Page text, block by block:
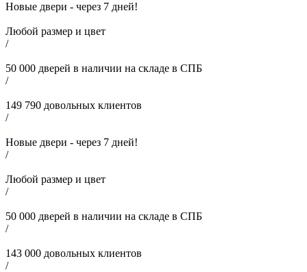
Новые двери - через 7 дней!
Любой размер и цвет
/
50 000 дверей в наличии на складе в СПБ
/
149 790 довольных клиентов
/
Новые двери - через 7 дней!
/
Любой размер и цвет
/
50 000 дверей в наличии на складе в СПБ
/
143 000 довольных клиентов
/